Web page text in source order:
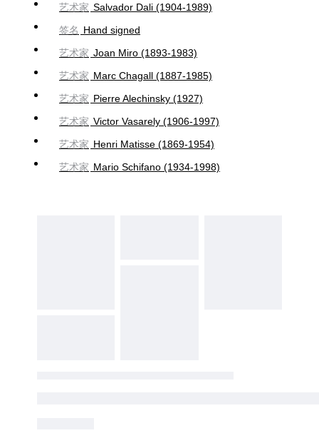
艺术家 Salvador Dali (1904-1989)
签名 Hand signed
艺术家 Joan Miro (1893-1983)
艺术家 Marc Chagall (1887-1985)
艺术家 Pierre Alechinsky (1927)
艺术家 Victor Vasarely (1906-1997)
艺术家 Henri Matisse (1869-1954)
艺术家 Mario Schifano (1934-1998)